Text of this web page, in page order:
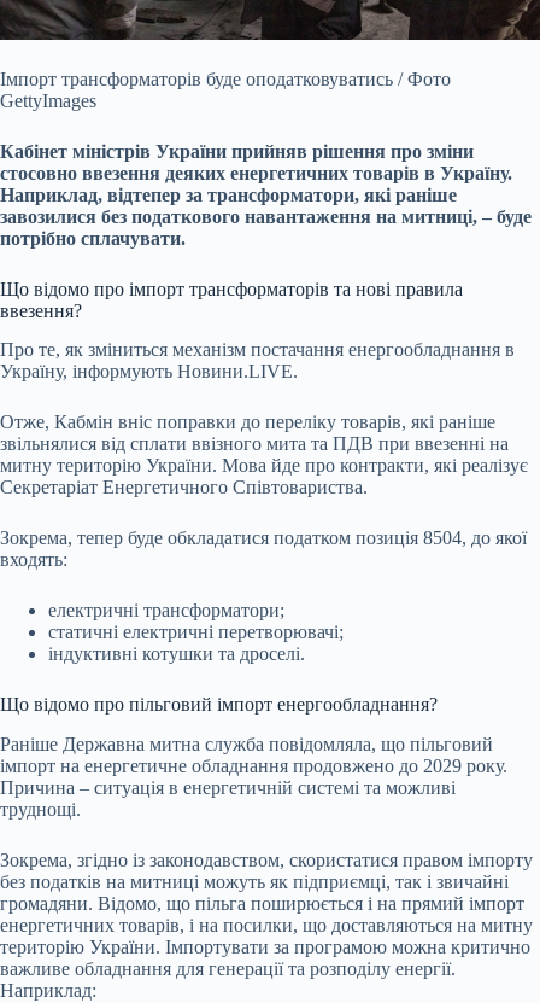
Імпорт трансформаторів буде оподатковуватись / Фото
GettyImages
Кабінет міністрів України прийняв рішення про зміни
стосовно ввезення деяких енергетичних товарів в Україну.
Наприклад, відтепер за трансформатори, які раніше
завозилися без податкового навантаження на митниці, – буде
потрібно сплачувати.
Що відомо про імпорт трансформаторів та нові правила
ввезення?
Про те, як зміниться механізм постачання енергообладнання в
Україну, інформують Новини.LIVE.
Отже, Кабмін вніс поправки до переліку товарів, які раніше
звільнялися від сплати ввізного мита та ПДВ при ввезенні на
митну територію України. Мова йде про контракти, які реалізує
Секретаріат Енергетичного Співтовариства.
Зокрема, тепер буде обкладатися податком позиція 8504, до якої
входять:
електричні трансформатори;
статичні електричні перетворювачі;
індуктивні котушки та дроселі.
Що відомо про пільговий імпорт енергообладнання?
Раніше Державна митна служба повідомляла, що пільговий
імпорт на енергетичне обладнання продовжено до 2029 року.
Причина – ситуація в енергетичній системі та можливі
труднощі.
Зокрема, згідно із законодавством, скористатися правом імпорту
без податків на митниці можуть як підприємці, так і звичайні
громадяни. Відомо, що пільга поширюється і на прямий імпорт
енергетичних товарів, і на посилки, що доставляються на митну
територію України. Імпортувати за програмою можна критично
важливе обладнання для генерації та розподілу енергії.
Наприклад: